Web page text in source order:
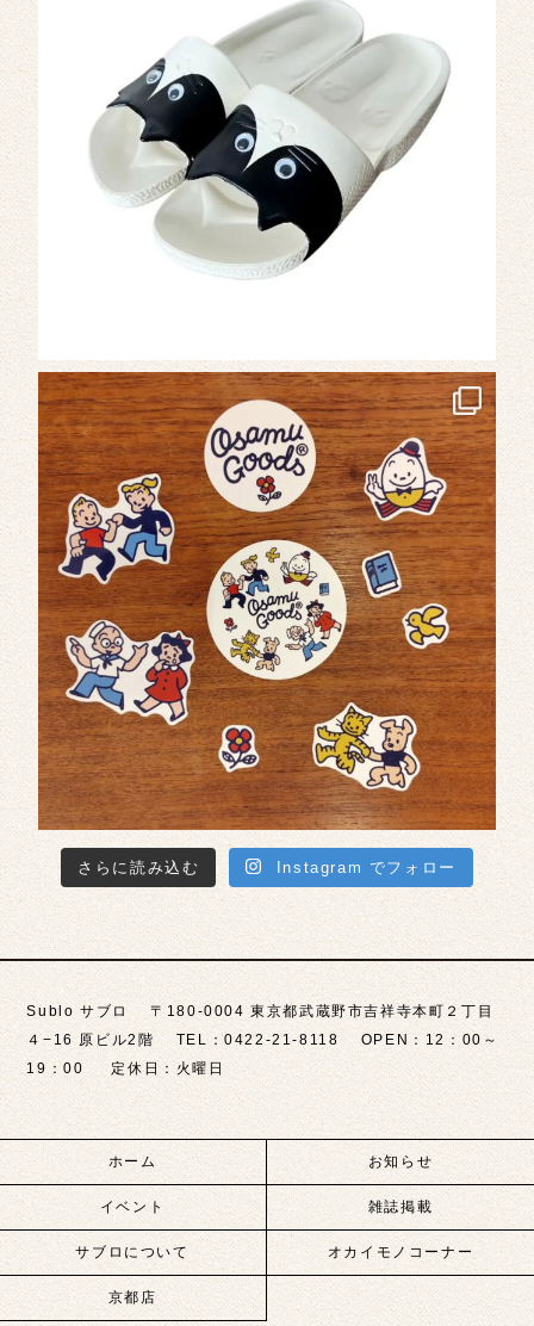
さらに読み込む Instagram でフォロー
Sublo サブロ 〒180-0004 東京都武蔵野市吉祥寺本町２丁目
４−16 原ビル2階 TEL：0422-21-8118 OPEN：12：00～
19：00 定休日：火曜日
ホーム お知らせ
イベント 雑誌掲載
サブロについて オカイモノコーナー
京都店